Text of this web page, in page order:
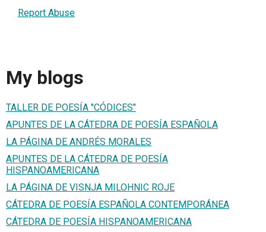
Report Abuse
My blogs
TALLER DE POESÍA "CÓDICES"
APUNTES DE LA CÁTEDRA DE POESÍA ESPAÑOLA
LA PÁGINA DE ANDRÉS MORALES
APUNTES DE LA CÁTEDRA DE POESÍA
HISPANOAMERICANA
LA PÁGINA DE VISNJA MILOHNIC ROJE
CÁTEDRA DE POESÍA ESPAÑOLA CONTEMPORÁNEA
CÁTEDRA DE POESÍA HISPANOAMERICANA